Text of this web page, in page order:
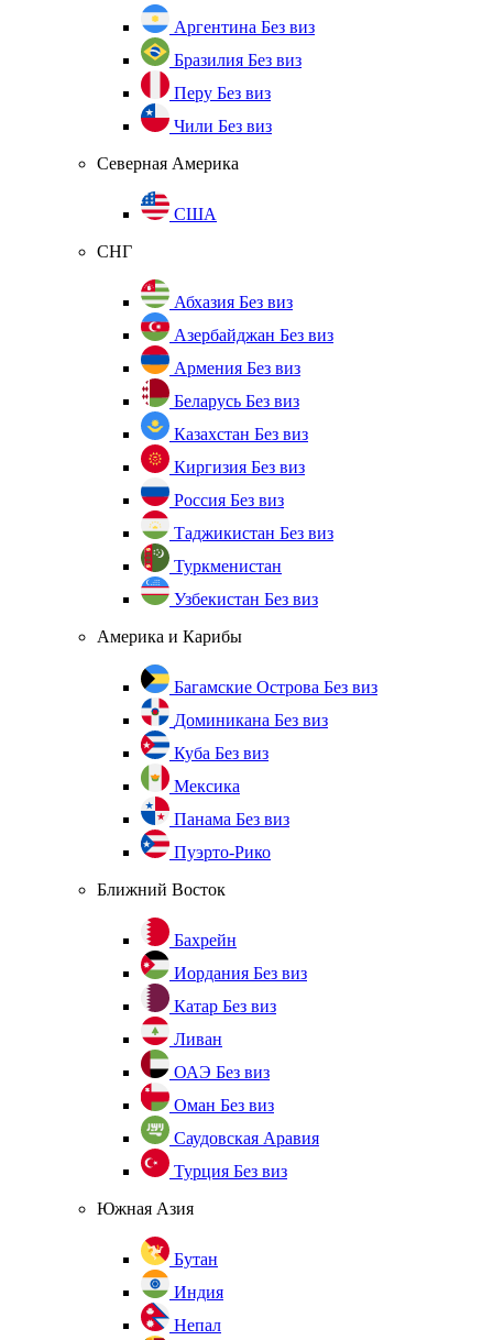
Аргентина Без виз
Бразилия Без виз
Перу Без виз
Чили Без виз
Северная Америка
США
СНГ
Абхазия Без виз
Азербайджан Без виз
Армения Без виз
Беларусь Без виз
Казахстан Без виз
Киргизия Без виз
Россия Без виз
Таджикистан Без виз
Туркменистан
Узбекистан Без виз
Америка и Карибы
Багамские Острова Без виз
Доминикана Без виз
Куба Без виз
Мексика
Панама Без виз
Пуэрто-Рико
Ближний Восток
Бахрейн
Иордания Без виз
Катар Без виз
Ливан
ОАЭ Без виз
Оман Без виз
Саудовская Аравия
Турция Без виз
Южная Азия
Бутан
Индия
Непал